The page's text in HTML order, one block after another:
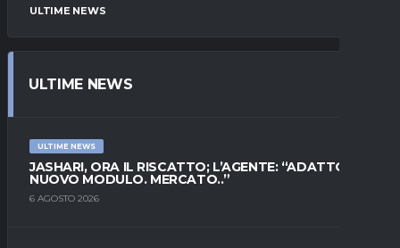
ULTIME NEWS
ULTIME NEWS
ULTIME NEWS
JASHARI, ORA IL RISCATTO; L’AGENTE: “ADATTO AL
NUOVO MODULO. MERCATO..”
6 AGOSTO 2026